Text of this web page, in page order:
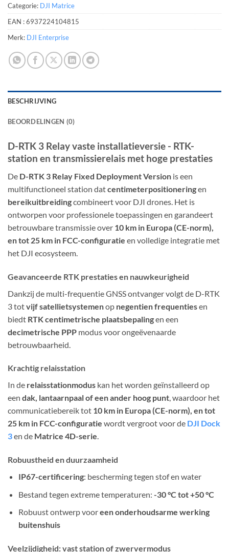
Categorie: DJI Matrice
EAN :6937224104815
Merk: DJI Enterprise
BESCHRIJVING
BEOORDELINGEN (0)
D-RTK 3 Relay vaste installatieversie - RTK-
station en transmissierelais met hoge prestaties
De D-RTK 3 Relay Fixed Deployment Version is een
multifunctioneel station datcentimeterpositioneringen
bereikuitbreidingcombineert voor DJI drones. Het is
ontworpen voor professionele toepassingen en garandeert
betrouwbare transmissie over 10 km in Europa (CE-norm),
en tot 25 km in FCC-configuratie en volledige integratie met
het DJI ecosysteem.
Geavanceerde RTK prestaties en nauwkeurigheid
Dankzij de multi-frequentie GNSS ontvanger volgt de D-RTK
3 totvijf satellietsystemenop negentien frequentiesen
biedt RTK centimetrische plaatsbepalingen een
decimetrische PPP modus voor ongeëvenaarde
betrouwbaarheid.
Krachtig relaisstation
In de relaisstationmodus kan het worden geïnstalleerd op
een dak, lantaarnpaal of een ander hoog punt, waardoor het
communicatiebereik tot 10 km in Europa (CE-norm), en tot
25 km in FCC-configuratie wordt vergroot voor de DJI Dock
3en de Matrice 4D-serie.
Robuustheid en duurzaamheid
IP67-certificering: bescherming tegen stof en water
Bestand tegen extreme temperaturen: -30 °C tot +50 °C
Robuust ontwerp vooreen onderhoudsarme werking
buitenshuis
Veelzijdigheid: vast station of zwervermodus